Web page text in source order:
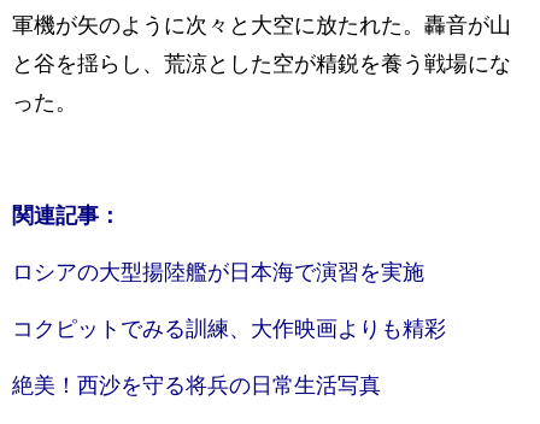
軍機が矢のように次々と大空に放たれた。轟音が山
と谷を揺らし、荒涼とした空が精鋭を養う戦場にな
った。
関連記事：
ロシアの大型揚陸艦が日本海で演習を実施
コクピットでみる訓練、大作映画よりも精彩
絶美！西沙を守る将兵の日常生活写真